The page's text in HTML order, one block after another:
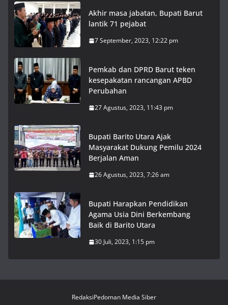
Akhir masa jabatan, Bupati Barut
lantik 71 pejabat
7 September, 2023, 12:22 pm
Pemkab dan DPRD Barut teken
kesepakatan rancangan APBD
Perubahan
27 Agustus, 2023, 11:43 pm
Bupati Barito Utara Ajak
Masyarakat Dukung Pemilu 2024
Berjalan Aman
26 Agustus, 2023, 7:26 am
Bupati Harapkan Pendidikan
Agama Usia Dini Berkembang
Baik di Barito Utara
30 Juli, 2023, 1:15 pm
RedaksiPedoman Media Siber